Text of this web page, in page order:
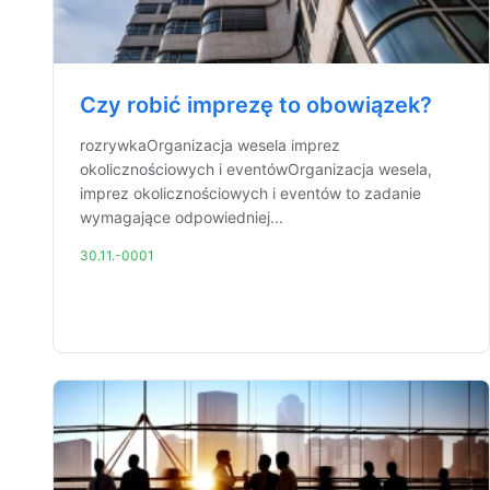
Czy robić imprezę to obowiązek?
rozrywkaOrganizacja wesela imprez
okolicznościowych i eventówOrganizacja wesela,
imprez okolicznościowych i eventów to zadanie
wymagające odpowiedniej...
30.11.-0001